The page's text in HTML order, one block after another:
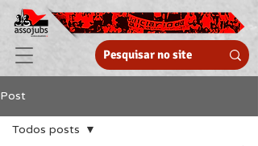
Post
Todos posts